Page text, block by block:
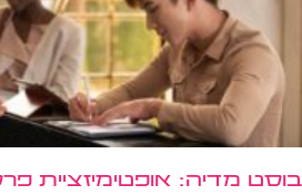
בוסט מדיה: אופטימיזציית